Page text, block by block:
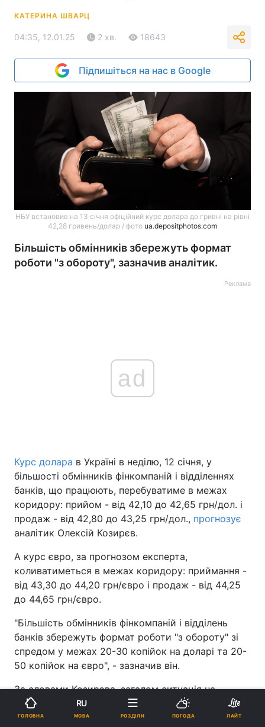
КАТЕРИНА ШВАРЦ
04:35, 12.01.25 2 хв. 18643
Підпишіться на нас в Google
НБУ встановив на 13 січня офіційний курс долара до гривні на рівні
42,28 гривень/долар / фото ua.depositphotos.com
Більшість обмінників збережуть формат
роботи "з обороту", зазначив аналітик.
Реклама
ad
Курс долара в Україні в неділю, 12 січня, у
більшості обмінників фінкомпаній і відділеннях
банків, що працюють, перебуватиме в межах
коридору: прийом - від 42,10 до 42,65 грн/дол. і
продаж - від 42,80 до 43,25 грн/дол., прогнозує
аналітик Олексій Козирєв.
А курс євро, за прогнозом експерта,
коливатиметься в межах коридору: приймання -
від 43,30 до 44,20 грн/євро і продаж - від 44,25
до 44,65 грн/євро.
"Більшість обмінників фінкомпаній і відділень
банків збережуть формат роботи "з обороту" зі
спредом у межах 20-30 копійок на доларі та 20-
50 копійок на євро", - зазначив він.
За словами Козирєва, загалом ситуація на
валютному ринку України залишається досить
напруженою.
ГОЛОВНА
RU
МОВА РОЗДІЛИ ПОГОДА ЛАЙТ